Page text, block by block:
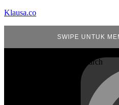
Klausa.co
SWIPE UNTUK
Search